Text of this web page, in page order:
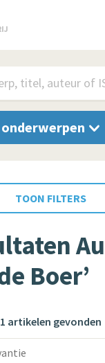
onderwerpen
TOON FILTERS
Boer’
1 artikelen gevonden